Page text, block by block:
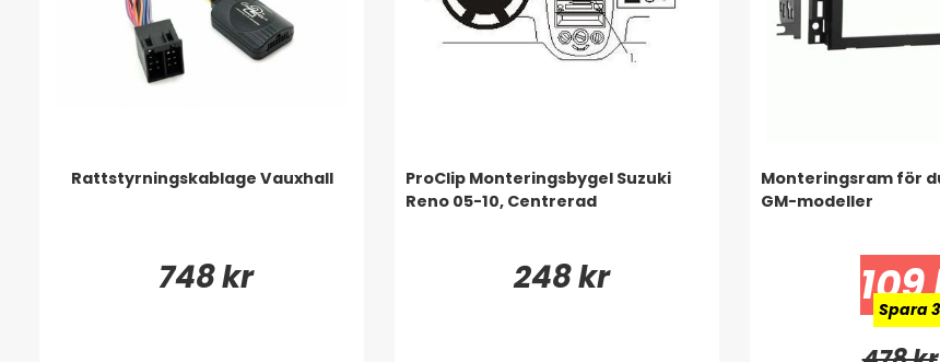
Rattstyrningskablage Vauxhall
748 kr
ProClip Monteringsbygel Suzuki
Reno 05-10, Centrerad
248 kr
Monteringsram för
GM-modeller
Spara